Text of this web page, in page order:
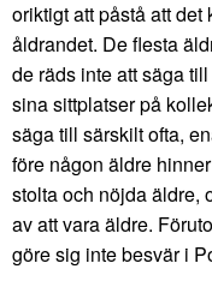
oriktigt att påstå att
åldrandet. De flesta
de räds inte att säga
sina sittplatser på
säga till särskilt ofta,
före någon äldre
stolta och nöjda äldre,
av att vara äldre.
göre sig inte besvär i